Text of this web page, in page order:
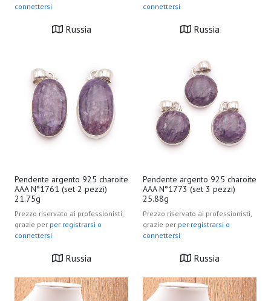
connettersi
Russia
connettersi
Russia
Pendente argento 925 charoite
AAA N°1761 (set 2 pezzi)
21.75g
Prezzo riservato ai professionisti,
grazie per per registrarsi o
connettersi
Russia
Pendente argento 925 charoite
AAA N°1773 (set 3 pezzi)
25.88g
Prezzo riservato ai professionisti,
grazie per per registrarsi o
connettersi
Russia